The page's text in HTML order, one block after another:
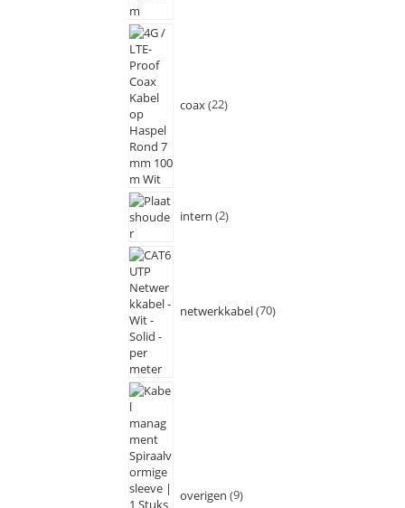
coax 22
intern 2
netwerkkabel 70
overigen 9